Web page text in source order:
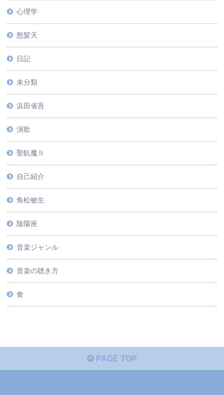
心理学
怒髪天
日記
未分類
浜田省吾
演歌
聖飢魔Ⅱ
自己紹介
角松敏生
陰陽座
音楽ジャンル
音楽の聴き方
食
PAGE TOP